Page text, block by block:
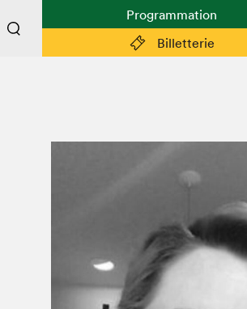
Billetterie
Programmation
Planifier sa visite (prix d'entrée,
horaire, info pratiques)
Billetterie: achetez vos billets!
FAQ visiteur·euse·s
Espace professionnel·le·s
Espace enseignant·e·s
Espace médias